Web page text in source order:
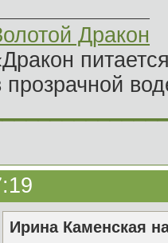
Дракон
прозрачной
Ирина Каменская